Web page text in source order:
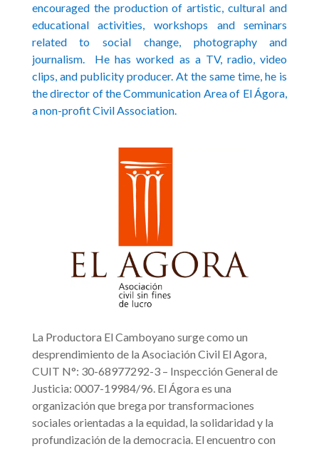
encouraged the production of artistic, cultural and
educational activities, workshops and seminars
related to social change, photography and
journalism. He has worked as a TV, radio, video
clips, and publicity producer. At the same time, he is
the director of the Communication Area of El Ágora,
a non-profit Civil Association.
La Productora El Camboyano surge como un
desprendimiento de la Asociación Civil El Agora,
CUIT N°: 30-68977292-3 – Inspección General de
Justicia: 0007-19984/96. El Ágora es una
organización que brega por transformaciones
sociales orientadas a la equidad, la solidaridad y la
profundización de la democracia. El encuentro con